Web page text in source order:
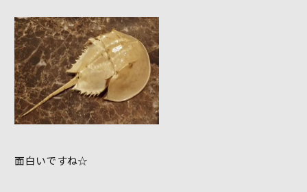
面白いですね☆